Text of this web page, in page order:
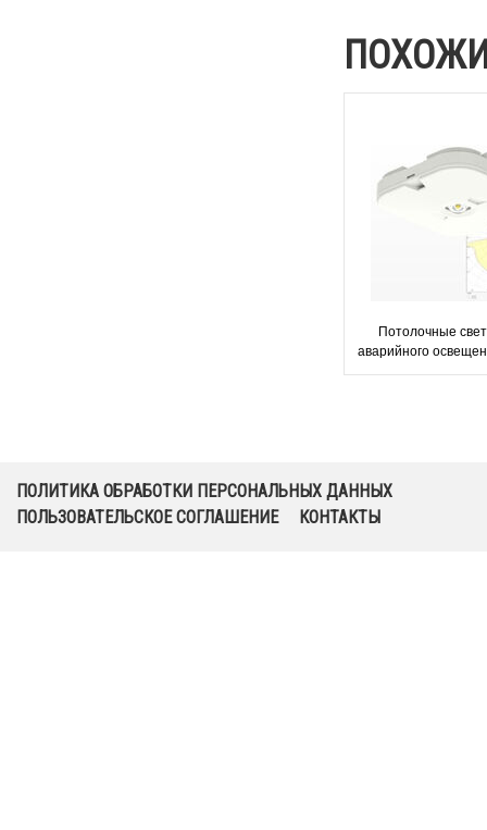
Потолочные
аварийного
EF803 LED
ПОЛИТИКА ОБРАБОТКИ ПЕРСОНАЛЬНЫХ ДАННЫХ
ПОЛЬЗОВАТЕЛЬСКОЕ СОГЛАШЕНИЕ
КОНТАКТЫ